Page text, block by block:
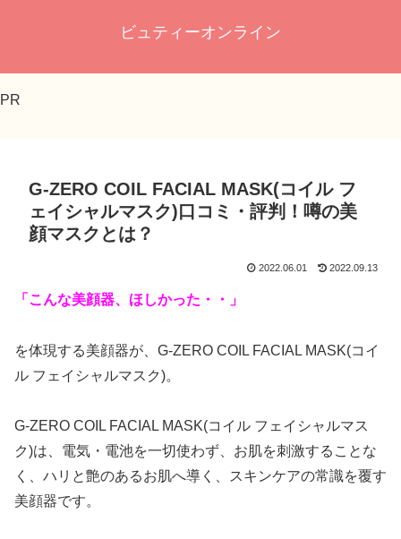
ビュティーオンライン
PR
G-ZERO COIL FACIAL MASK(コイル フ
ェイシャルマスク)口コミ・評判！噂の美
顔マスクとは？
2022.06.01 2022.09.13
「こんな美顔器、ほしかった・・」
を体現する美顔器が、G-ZERO COIL FACIAL MASK(コイ
ル フェイシャルマスク)。
G-ZERO COIL FACIAL MASK(コイル フェイシャルマス
ク)は、電気・電池を一切使わず、お肌を刺激することな
く、ハリと艶のあるお肌へ導く、スキンケアの常識を覆す
美顔器です。